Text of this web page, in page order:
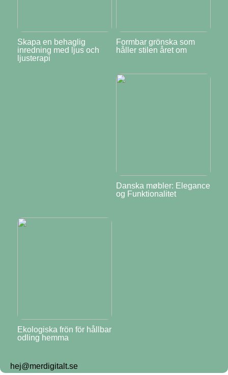
Skapa en behaglig
inredning med ljus och
ljusterapi
Formbar grönska som
håller stilen året om
Danska møbler: Elegance
og Funktionalitet
Ekologiska frön för hållbar
odling hemma
hej@merdigitalt.se